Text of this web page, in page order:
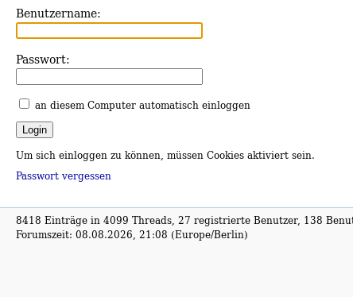
Benutzername:
Passwort:
an diesem Computer automatisch einloggen
Um sich einloggen zu können, müssen Cookies aktiviert sein.
Passwort vergessen
8418 Einträge in 4099 Threads, 27 registrierte Benutzer, 138
Forumszeit: 08.08.2026, 21:08 (Europe/Berlin)